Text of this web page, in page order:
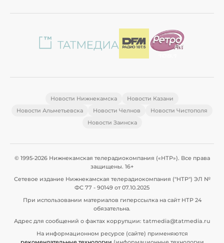
Новости Нижнекамска
Новости Казани
Новости Альметьевска
Новости Челнов
Новости Чистополя
Новости Заинска
© 1995-2026 Нижнекамская телерадиокомпания («НТР»). Все права
защищены. 16+
Сетевое издание Нижнекамская телерадиокомпания ("НТР") ЭЛ №
ФС 77 - 90149 от 07.10.2025
При использовании материалов гиперссылка на сайт НТР 24
обязательна.
Адрес для сообщений о фактах коррупции: tatmedia@tatmedia.ru
На информационном ресурсе (сайте) применяются